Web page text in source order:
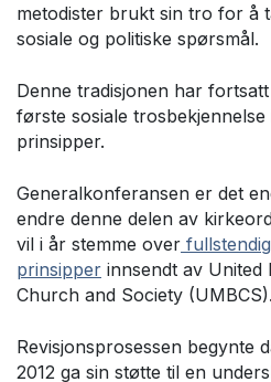
metodister brukt sin tro for å
sosiale og politiske spørsmål.
Denne tradisjonen har
første sosiale trosbekjennelse
prinsipper.
Generalkonferansen er det
endre denne delen av
vil i år stemme over
prinsipper innsendt av
Church and Society (UMBCS).
Revisjonsprosessen begynte
2012 ga sin støtte til en